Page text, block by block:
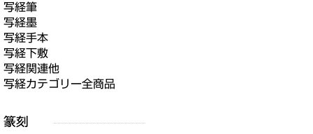
写経筆
写経墨
写経手本
写経下敷
写経関連他
写経カテゴリー全商品